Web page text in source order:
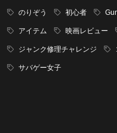
のりぞう 初心者
アイテム 映画レビュー
ジャンク修理チャレンジ
サバゲー女子